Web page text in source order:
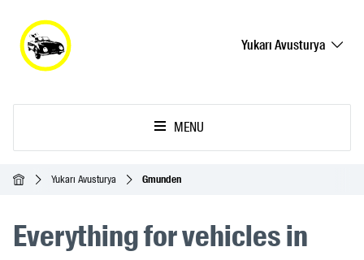
Yukarı Avusturya
MENU
Ana SayfaYukarı Avusturya Gmunden
Everything for vehicles in